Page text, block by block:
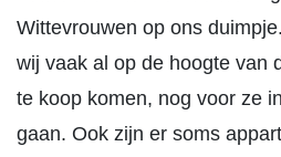
Wittevrouwen op ons
wij vaak al op de hoogte van
te koop komen, nog voor ze
gaan. Ook zijn er soms